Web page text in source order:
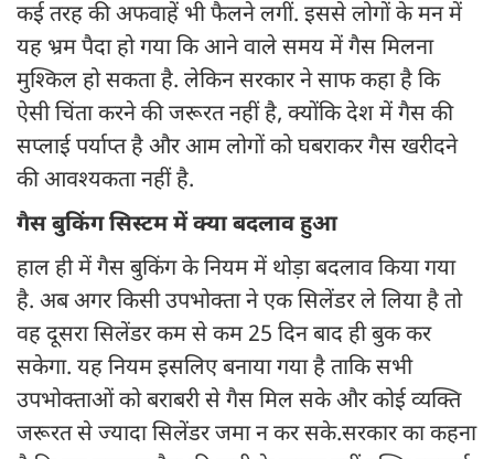
कई तरह की अफवाहें भी फैलने लगीं. इससे लोगों के मन में
यह भ्रम पैदा हो गया कि आने वाले समय में गैस मिलना
मुश्किल हो सकता है. लेकिन सरकार ने साफ कहा है कि
ऐसी चिंता करने की जरूरत नहीं है, क्योंकि देश में गैस की
सप्लाई पर्याप्त है और आम लोगों को घबराकर गैस खरीदने
की आवश्यकता नहीं है.
गैस बुकिंग सिस्टम में क्या बदलाव हुआ
हाल ही में गैस बुकिंग के नियम में थोड़ा बदलाव किया गया
है. अब अगर किसी उपभोक्ता ने एक सिलेंडर ले लिया है तो
वह दूसरा सिलेंडर कम से कम 25 दिन बाद ही बुक कर
सकेगा. यह नियम इसलिए बनाया गया है ताकि सभी
उपभोक्ताओं को बराबरी से गैस मिल सके और कोई व्यक्ति
जरूरत से ज्यादा सिलेंडर जमा न कर सके.सरकार का कहना